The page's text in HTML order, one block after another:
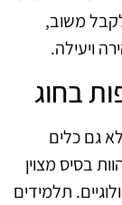
משוב,
ויעילה.
בחוג
גם כלים
בסיס מצוין
תלמידים